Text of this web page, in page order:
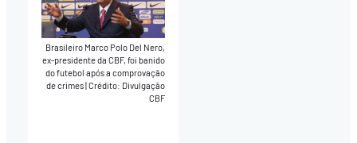
Brasileiro Marco Polo Del Nero,
ex-presidente da CBF, foi banido
do futebol após a comprovação
de crimes Crédito: Divulgação
CBF